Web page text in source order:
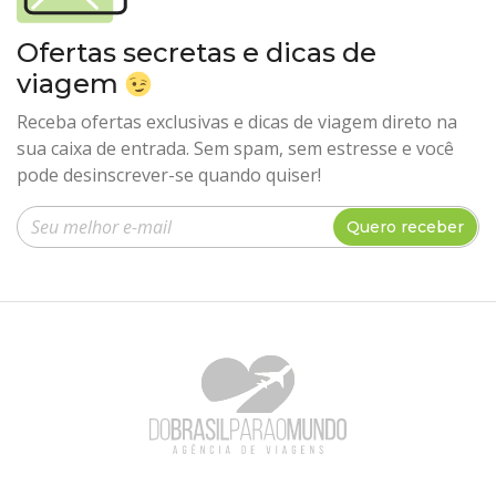
Ofertas secretas e dicas de
viagem
Receba ofertas exclusivas e dicas de viagem direto na
sua caixa de entrada. Sem spam, sem estresse e você
pode desinscrever-se quando quiser!
Insira seu e-mail
Quero receber